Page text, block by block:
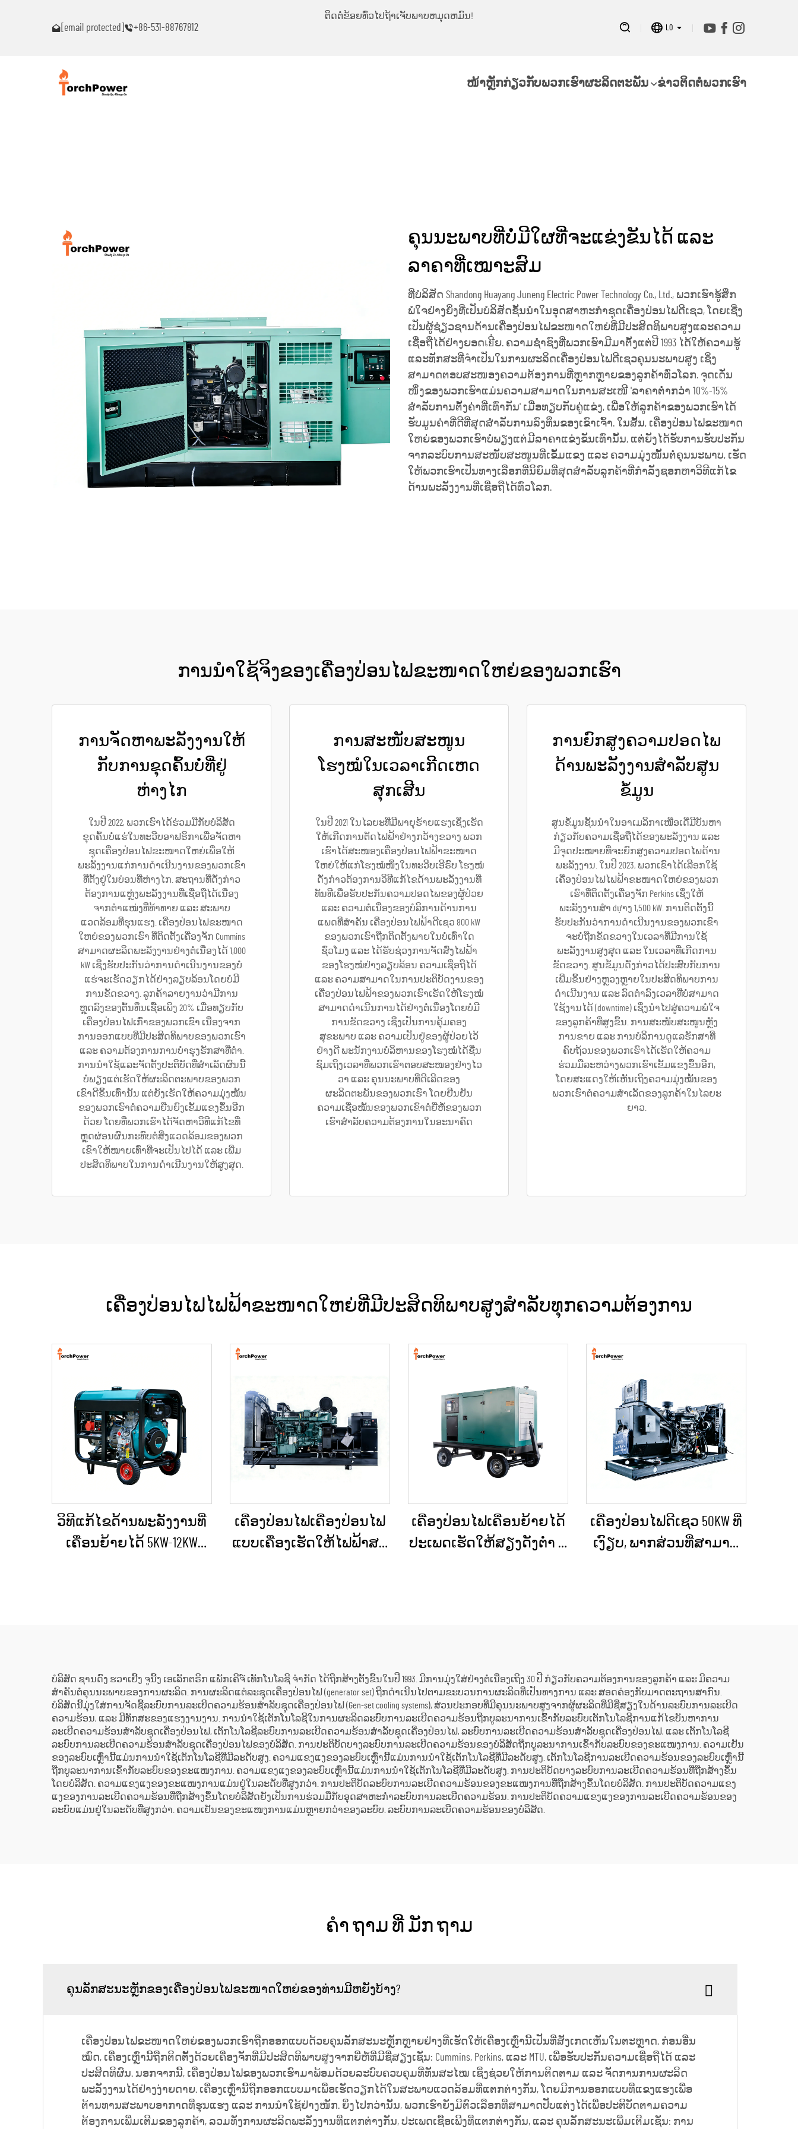
[email protected] +86-531-88767812
ຕິດຕໍ່ຂ້ອຍທົ່ວໄປຖ້າເຈັບພາບຫມຸດຫມົນ!
LO
ໜ້າຫຼັກກ່ຽວກັບພວກເຮົາຜະລິດຕະພັນ ຂ່າວຕິດຕໍ່ພວກເຮົາ
ຄຸນນະພາບທີ່ບໍ່ມີໃຜທີ່ຈະແຂ່ງຂັນໄດ້ ແລະ
ລາຄາທີ່ເໝາະສົມ
ທີ່ບໍລິສັດ Shandong Huayang Juneng Electric Power Technology Co., Ltd., ພວກເຮົາຮູ້ສຶກ
ພໍໃຈຢ່າງຍິ່ງທີ່ເປັນບໍລິສັດຊັ້ນນຳໃນອຸດສາຫະກຳຊຸດເຄື່ອງປ່ອນໄຟດີເຊວ, ໂດຍເຊີ່ງ
ເປັນຜູ້ຊ່ຽວຊານດ້ານເຄື່ອງປ່ອນໄຟຂະໜາດໃຫຍ່ທີ່ມີປະສິດທິພາບສູງແລະຄວາມ
ເຊື່ອຖືໄດ້ຢ່າງຍອດเยີ່ຍ. ຄວາມຊ່ຳຊົງທີ່ພວກເຮົາມີມາຕັ້ງແຕ່ປີ 1993 ໄດ້ໃຫ້ຄວາມຮູ້
ແລະທັກສະທີ່ຈຳເປັນໃນການຜະລິດເຄື່ອງປ່ອນໄຟດີເຊວຄຸນນະພາບສູງ ເຊິ່ງ
ສາມາດຕອບສະໜອງຄວາມຕ້ອງການທີ່ຫຼາກຫຼາຍຂອງລູກຄ້າທົ່ວໂລກ. ຈຸດເດັ່ນ
ໜຶ່ງຂອງພວກເຮົາແມ່ນຄວາມສາມາດໃນການສະເໜີ 'ລາຄາຕ່ຳກວ່າ 10%-15%
ສຳລັບການຕັ້ງຄ່າທີ່ເທົ່າກັນ' ເມື່ອທຽບກັບຄູ່ແຂ່ງ, ເພື່ອໃຫ້ລູກຄ້າຂອງພວກເຮົາໄດ້
ຮັບມູນຄ່າທີ່ດີທີ່ສຸດສຳລັບການລົງທຶນຂອງເຂົາເຈົ້າ. ໃນສັ້ນ, ເຄື່ອງປ່ອນໄຟຂະໜາດ
ໃຫຍ່ຂອງພວກເຮົາບໍ່ພຽງແຕ່ມີລາຄາແຂ່ງຂັນເທົ່ານັ້ນ, ແຕ່ຍັງໄດ້ຮັບການຮັບປະກັນ
ຈາກລະບົບການສະໜັບສະໜູນທີ່ເຂັ້ມແຂງ ແລະ ຄວາມມຸ່ງໝັ້ນຕໍ່ຄຸນນະພາບ, ເຮັດ
ໃຫ້ພວກເຮົາເປັນທາງເລືອກທີ່ນິຍົມທີ່ສຸດສຳລັບລູກຄ້າທີ່ກຳລັງຊອກຫາວິທີແກ້ໄຂ
ດ້ານພະລັງງານທີ່ເຊື່ອຖືໄດ້ທົ່ວໂລກ.
ການນຳໃຊ້ຈິງຂອງເຄື່ອງປ່ອນໄຟຂະໜາດໃຫຍ່ຂອງພວກເຮົາ
ການຈັດຫາພະລັງງານໃຫ້
ກັບການຂຸດຄົ້ນບໍ່ທີ່ຢູ່
ຫ່າງໄກ
ໃນປີ 2022, ພວກເຮົາໄດ້ຮ່ວມມືກັບບໍລິສັດ
ຂຸດຄົ້ນບໍ່ແຮ່ໃນທະວີບອາຟຣິກາເພື່ອຈັດຫາ
ຊຸດເຄື່ອງປ່ອນໄຟຂະໜາດໃຫຍ່ເພື່ອໃຫ້
ພະລັງງານແກ່ການດຳເນີນງານຂອງພວກເຂົາ
ທີ່ຕັ້ງຢູ່ໃນບ່ອນທີ່ຫ່າງໄກ. ສະຖານທີ່ດັ່ງກ່າວ
ຕ້ອງການແຫຼ່ງພະລັງງານທີ່ເຊື່ອຖືໄດ້ເນື່ອງ
ຈາກຕຳແໜ່ງທີ່ທ້າທາຍ ແລະ ສະພາບ
ແວດລ້ອມທີ່ຮຸນແຮງ. ເຄື່ອງປ່ອນໄຟຂະໜາດ
ໃຫຍ່ຂອງພວກເຮົາ ທີ່ຕິດຕັ້ງເຄື່ອງຈັກ Cummins
ສາມາດຜະລິດພະລັງງານຢ່າງຕໍ່ເນື່ອງໄດ້ 1,000
kW ເຊິ່ງຮັບປະກັນວ່າການດຳເນີນງານຂອງບໍ່
ແຮ່ຈະເຮັດວຽກໄດ້ຢ່າງລຽບລ້ອນໂດຍບໍ່ມີ
ການຂັດຂວາງ. ລູກຄ້າລາຍງານວ່າມີການ
ຫຼຸດລົງຂອງຕົ້ນທຶນເຊື້ອເພິງ 20% ເມື່ອທຽບກັບ
ເຄື່ອງປ່ອນໄຟເກົ່າຂອງພວກເຂົາ ເນື່ອງຈາກ
ການອອກແບບທີ່ມີປະສິດທິພາບຂອງພວກເຮົາ
ແລະ ຄວາມຕ້ອງການການບໍາຮຸງຮັກສາທີ່ຕ່ຳ.
ການນຳໃຊ້ແລະຈັດຕັ້ງປະຕິບັດທີ່ສຳເລັດຜົນນີ້
ບໍ່ພຽງແຕ່ເຮັດໃຫ້ຜະລິດຕະພາບຂອງພວກ
ເຂົາດີຂຶ້ນເທົ່ານັ້ນ ແຕ່ຍັງເຮັດໃຫ້ຄວາມມຸ່ງໝັ້ນ
ຂອງພວກເຮົາຕໍ່ຄວາມຍືນຍົງເຂັ້ມແຂງຂຶ້ນອີກ
ດ້ວຍ ໂດຍທີ່ພວກເຮົາໄດ້ຈັດຫາວິທີແກ້ໄຂທີ່
ຫຼຸດຜ່ອນຜົນກະທົບຕໍ່ສິ່ງແວດລ້ອມຂອງພວກ
ເຂົາໃຫ້ໝາຍເທົ່າທີ່ຈະເປັນໄປໄດ້ ແລະ ເພີ່ມ
ປະສິດທິພາບໃນການດຳເນີນງານໃຫ້ສູງສຸດ.
ການສະໜັບສະໜູນ
ໂຮງໝໍໃນເວລາເກີດເຫດ
ສຸກເສີນ
ໃນປີ 2021 ໃນໄລຍະທີ່ມີພາຍຸຮ້າຍແຮງເຊິ່ງເຮັດ
ໃຫ້ເກີດການຕັດໄຟຟ້າຢ່າງກວ້າງຂວາງ ພວກ
ເຮົາໄດ້ສະໜອງເຄື່ອງປ່ອນໄຟຟ້າຂະໜາດ
ໃຫຍ່ໃຫ້ແກ່ໂຮງໝໍໜຶ່ງໃນທະວີບເອີຣົບ ໂຮງໝໍ
ດັ່ງກ່າວຕ້ອງການວິທີແກ້ໄຂດ້ານພະລັງງານທີ່
ທັນທີເພື່ອຮັບປະກັນຄວາມປອດໄພຂອງຜູ້ປ່ວຍ
ແລະ ຄວາມຕໍ່ເນື່ອງຂອງບໍລິການດ້ານການ
ແພດທີ່ສຳຄັນ ເຄື່ອງປ່ອນໄຟຟ້າດີເຊວ 800 kW
ຂອງພວກເຮົາຖືກຕິດຕັ້ງພາຍໃນບໍ່ເທົ່າໃດ
ຊົ່ວໂມງ ແລະ ໄດ້ຮັບຊ່ວງການຈັດສົ່ງໄຟຟ້າ
ຂອງໂຮງໝໍຢ່າງລຽບລ້ອນ ຄວາມເຊື່ອຖືໄດ້
ແລະ ຄວາມສາມາດໃນການປະຕິບັດງານຂອງ
ເຄື່ອງປ່ອນໄຟຟ້າຂອງພວກເຮົາເຮັດໃຫ້ໂຮງໝໍ
ສາມາດດຳເນີນການໄດ້ຢ່າງຕໍ່ເນື່ອງໂດຍບໍ່ມີ
ການຂັດຂວາງ ເຊິ່ງເປັນການຄຸ້ມຄອງ
ສຸຂະພາບ ແລະ ຄວາມເປັນຢູ່ຂອງຜູ້ປ່ວຍໄວ້
ຢ່າງດີ ພະນັກງານບໍລິຫານຂອງໂຮງໝໍໄດ້ຊື່ນ
ຊົມເຖິງເວລາທີ່ພວກເຮົາຕອບສະໜອງຢ່າງໄວ
ວາ ແລະ ຄຸນນະພາບທີ່ດີເລີດຂອງ
ຜະລິດຕະພັນຂອງພວກເຮົາ ໂດຍຢືນຢັນ
ຄວາມເຊື່ອໝັ້ນຂອງພວກເຂົາຕໍ່ຍີ່ຫໍ້ຂອງພວກ
ເຮົາສຳລັບຄວາມຕ້ອງການໃນອະນາຄົດ
ການຍົກສູງຄວາມປອດໄພ
ດ້ານພະລັງງານສຳລັບສູນ
ຂໍ້ມູນ
ສູນຂໍ້ມູນຊັ້ນນຳໃນອາເມລິກາເໜືອເດີ່ມີບັນຫາ
ກ່ຽວກັບຄວາມເຊື່ອຖືໄດ້ຂອງພະລັງງານ ແລະ
ມີຈຸດປະໝາຍທີ່ຈະຍົກສູງຄວາມປອດໄພດ້ານ
ພະລັງງານ. ໃນປີ 2023, ພວກເຂົາໄດ້ເລືອກໃຊ້
ເຄື່ອງປ່ອນໄຟໄຟຟ້າຂະໜາດໃຫຍ່ຂອງພວກ
ເຮົາທີ່ຕິດຕັ້ງເຄື່ອງຈັກ Perkins ເຊິ່ງໃຫ້
ພະລັງງານສຳ dựາງ 1,500 kW. ການຕິດຕັ້ງນີ້
ຮັບປະກັນວ່າການດຳເນີນງານຂອງພວກເຂົາ
ຈະບໍ່ຖືກຂັດຂວາງໃນເວລາທີ່ມີການໃຊ້
ພະລັງງານສູງສຸດ ແລະ ໃນເວລາທີ່ເກີດການ
ຂັດຂວາງ. ສູນຂໍ້ມູນດັ່ງກ່າວໄດ້ປະສົບກັບການ
ເພີ່ມຂຶ້ນຢ່າງຫຼວງຫຼາຍໃນປະສິດທິພາບການ
ດຳເນີນງານ ແລະ ລົດຕ່ຳລົງເວລາທີ່ບໍ່ສາມາດ
ໃຊ້ງານໄດ້ (downtime) ເຊິ່ງນຳໄປສູ່ຄວາມພໍໃຈ
ຂອງລູກຄ້າທີ່ສູງຂຶ້ນ. ການສະໜັບສະໜູນຫຼັງ
ການຂາຍ ແລະ ການບໍລິການດູແລຮັກສາທີ່
ຄົບຖ້ວນຂອງພວກເຮົາໄດ້ເຮັດໃຫ້ຄວາມ
ຮ່ວມມືລະຫວ່າງພວກເຮົາເຂັ້ມແຂງຂຶ້ນອີກ,
ໂດຍສະແດງໃຫ້ເຫັນເຖິງຄວາມມຸ່ງໝັ້ນຂອງ
ພວກເຮົາຕໍ່ຄວາມສຳເລັດຂອງລູກຄ້າໃນໄລຍະ
ຍາວ.
ເຄື່ອງປ່ອນໄຟໄຟຟ້າຂະໜາດໃຫຍ່ທີ່ມີປະສິດທິພາບສູງສຳລັບທຸກຄວາມຕ້ອງການ
ວິທີແກ້ໄຂດ້ານພະລັງງານທີ່
ເຄື່ອນຍ້າຍໄດ້ 5KW-12KW
ເຄື່ອງປ່ອນໄຟເຄື່ອງປ່ອນໄຟ
ແບບເຄື່ອງເຮັດໃຫ້ໄຟຟ້າສະ
ເຄື່ອງປ່ອນໄຟເຄື່ອນຍ້າຍໄດ້
ປະເພດເຮັດໃຫ້ສຽງດັງຕ່ຳ ທີ່
ເຄື່ອງປ່ອນໄຟດີເຊວ 50KW ທີ່
ເງົຽບ, ພາກສ່ວນທີ່ສາມາດ
ບໍລິສັດ ຊານດົງ ຮວາເຢີ້ງ ຈູນີ້ງ ເອເລັກຕຣິກ ແພັກເຄີຈ໌ ເທັກໂນໂລຊີ ຈຳກັດ ໄດ້ຖືກສ້າງຕັ້ງຂຶ້ນໃນປີ 1993. ມີການມຸ່ງໃສ່ຢ່າງຕໍ່ເນື່ອງເຖິງ 30 ປີ ກ່ຽວກັບຄວາມຕ້ອງການຂອງລູກຄ້າ ແລະ ມີຄວາມ
ສຳຄັນຕໍ່ຄຸນນະພາບຂອງການຜະລິດ. ການຜະລິດແຕ່ລະຊຸດເຄື່ອງປ່ອນໄຟ (generator set) ຖືກດຳເນີນໄປຕາມຂະບວນການຜະລິດທີ່ເປັນທາງການ ແລະ ສອດຄ່ອງກັບມາດຕະຖານສາກົນ.
ບໍລິສັດນີ້ມຸ່ງໃສ່ການຈັດຊື້ລະບົບການລະເບີດຄວາມຮ້ອນສຳລັບຊຸດເຄື່ອງປ່ອນໄຟ (Gen-set cooling systems), ສ່ວນປະກອບທີ່ມີຄຸນນະພາບສູງຈາກຜູ້ຜະລິດທີ່ມີຊື່ສຽງໃນດ້ານລະບົບການລະເບີດ
ຄວາມຮ້ອນ, ແລະ ມີທັກສະຂອງແຮງງານງານ. ການນຳໃຊ້ເຕັກໂນໂລຊີໃນການຜະລິດລະບົບການລະເບີດຄວາມຮ້ອນຖືກບູລະນາການເຂົ້າກັບລະບົບເຕັກໂນໂລຊີການແກ້ໄຂບັນຫາການ
ລະເບີດຄວາມຮ້ອນສຳລັບຊຸດເຄື່ອງປ່ອນໄຟ, ເຕັກໂນໂລຊີລະບົບການລະເບີດຄວາມຮ້ອນສຳລັບຊຸດເຄື່ອງປ່ອນໄຟ, ລະບົບການລະເບີດຄວາມຮ້ອນສຳລັບຊຸດເຄື່ອງປ່ອນໄຟ, ແລະ ເຕັກໂນໂລຊີ
ລະບົບການລະເບີດຄວາມຮ້ອນສຳລັບຊຸດເຄື່ອງປ່ອນໄຟຂອງບໍລິສັດ. ການປະຕິບັດບາງລະບົບການລະເບີດຄວາມຮ້ອນຂອງບໍລິສັດຖືກບູລະນາການເຂົ້າກັບລະບົບຂອງຂະແໜງການ. ຄວາມເຢັນ
ຂອງລະບົບເຫຼົ່ານີ້ແມ່ນການນຳໃຊ້ເຕັກໂນໂລຊີທີ່ມີລະດັບສູງ. ຄວາມແຂງແງຂອງລະບົບເຫຼົ່ານີ້ແມ່ນການນຳໃຊ້ເຕັກໂນໂລຊີທີ່ມີລະດັບສູງ. ເຕັກໂນໂລຊີການລະເບີດຄວາມຮ້ອນຂອງລະບົບເຫຼົ່ານີ້
ຖືກບູລະນາການເຂົ້າກັບລະບົບຂອງຂະແໜງການ. ຄວາມແຂງແງຂອງລະບົບເຫຼົ່ານີ້ແມ່ນການນຳໃຊ້ເຕັກໂນໂລຊີທີ່ມີລະດັບສູງ. ການປະຕິບັດບາງລະບົບການລະເບີດຄວາມຮ້ອນທີ່ຖືກສ້າງຂຶ້ນ
ໂດຍບໍລິສັດ. ຄວາມແຂງແງຂອງຂະແໜງການແມ່ນຢູ່ໃນລະດັບທີ່ສູງກວ່າ. ການປະຕິບັດລະບົບການລະເບີດຄວາມຮ້ອນຂອງຂະແໜງການທີ່ຖືກສ້າງຂຶ້ນໂດຍບໍລິສັດ. ການປະຕິບັດຄວາມແຂງ
ແງຂອງການລະເບີດຄວາມຮ້ອນທີ່ຖືກສ້າງຂຶ້ນໂດຍບໍລິສັດຍັງເປັນການຮ່ວມມືກັບອຸດສາຫະກຳລະບົບການລະເບີດຄວາມຮ້ອນ. ການປະຕິບັດຄວາມແຂງແງຂອງການລະເບີດຄວາມຮ້ອນຂອງ
ລະບົບແມ່ນຢູ່ໃນລະດັບທີ່ສູງກວ່າ. ຄວາມເຢັນຂອງຂະແໜງການແມ່ນຫຼາຍກວ່າຂອງລະບົບ. ລະບົບການລະເບີດຄວາມຮ້ອນຂອງບໍລິສັດ.
ຄໍາ ຖາມ ທີ່ ມັກ ຖາມ
ຄຸນລັກສະນະຫຼັກຂອງເຄື່ອງປ່ອນໄຟຂະໜາດໃຫຍ່ຂອງທ່ານມີຫຍັງບ້າງ?
ເຄື່ອງປ່ອນໄຟຂະໜາດໃຫຍ່ຂອງພວກເຮົາຖືກອອກແບບດ້ວຍຄຸນລັກສະນະຫຼັກຫຼາຍຢ່າງທີ່ເຮັດໃຫ້ເຄື່ອງເຫຼົ່ານີ້ເປັນທີ່ສັງເກດເຫັນໃນຕະຫຼາດ. ກ່ອນອື່ນ
ໝົດ, ເຄື່ອງເຫຼົ່ານີ້ຖືກຕິດຕັ້ງດ້ວຍເຄື່ອງຈັກທີ່ມີປະສິດທິພາບສູງຈາກຍີ່ຫໍ້ທີ່ມີຊື່ສຽງເຊັ່ນ: Cummins, Perkins, ແລະ MTU, ເພື່ອຮັບປະກັນຄວາມເຊື່ອຖືໄດ້ ແລະ
ປະສິດທິຜົນ. ນອກຈາກນີ້, ເຄື່ອງປ່ອນໄຟຂອງພວກເຮົາມາພ້ອມດ້ວຍລະບົບຄວບຄຸມທີ່ທັນສະໄໝ ເຊິ່ງຊ່ວຍໃຫ້ການຕິດຕາມ ແລະ ຈັດການການຜະລິດ
ພະລັງງານໄດ້ຢ່າງງ່າຍດາຍ. ເຄື່ອງເຫຼົ່ານີ້ຖືກອອກແບບມາເພື່ອເຮັດວຽກໄດ້ໃນສະພາບແວດລ້ອມທີ່ແຕກຕ່າງກັນ, ໂດຍມີການອອກແບບທີ່ແຂງແຮງເພື່ອ
ຕ້ານທານສະພາບອາກາດທີ່ຮຸນແຮງ ແລະ ການນຳໃຊ້ຢ່າງໜັກ. ຍິ່ງໄປກວ່ານັ້ນ, ພວກເຮົາຍັງມີຕົວເລືອກທີ່ສາມາດປັບແຕ່ງໄດ້ເພື່ອປະຕິບັດຕາມຄວາມ
ຕ້ອງການເພີ່ມເຕີມຂອງລູກຄ້າ, ລວມທັງການຜະລິດພະລັງງານທີ່ແຕກຕ່າງກັນ, ປະເພດເຊື້ອເພີງທີ່ແຕກຕ່າງກັນ, ແລະ ຄຸນລັກສະນະເພີ່ມເຕີມເຊັ່ນ: ການ